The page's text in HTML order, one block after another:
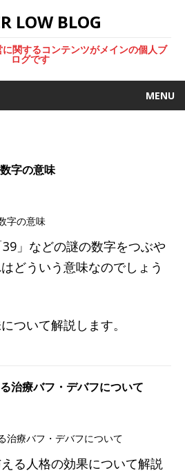
LOW BLOG
関するコンテンツがメインの個人ブ
ログです
MENU
字の意味
」などの謎の数字をつぶや
どういう意味なのでしょう
ついて解説します。
治療バフ・デバフについて
る人格の効果について解説